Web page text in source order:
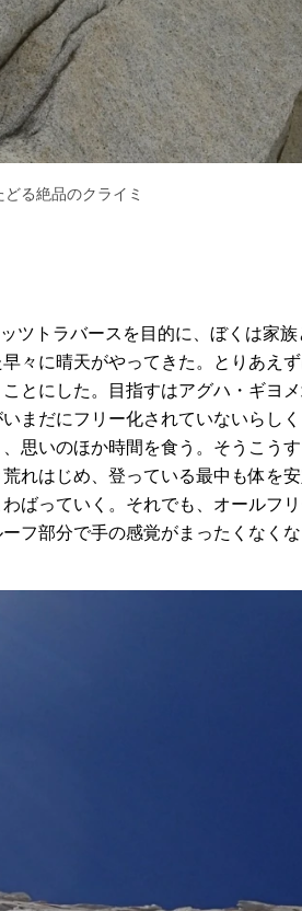
る絶品のクライミ
ツトラバースを目的に、ぼくは家族
々に晴天がやってきた。とりあえ
とにした。目指すはアグハ・ギヨ
まだにフリー化されていないらし
思いのほか時間を食う。そうこう
れはじめ、登っている最中も体を
ばっていく。それでも、オールフ
フ部分で手の感覚がまったくなくな